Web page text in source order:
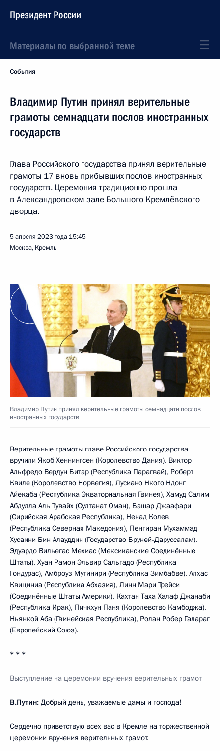
Президент России
Материалы по выбранной теме
События
Владимир Путин принял верительные
грамоты семнадцати послов иностранных
государств
Глава Российского государства принял верительные
грамоты 17 вновь прибывших послов иностранных
государств. Церемония традиционно прошла
в Александровском зале Большого Кремлёвского
дворца.
5 апреля 2023 года 15:45
Москва, Кремль
Владимир Путин принял верительные грамоты семнадцати послов
иностранных государств
Верительные грамоты главе Российского государства
вручили Якоб Хеннингсен (Королевство Дания), Виктор
Альфредо Вердун Битар (Республика Парагвай), Роберт
Квиле (Королевство Норвегия), Лусиано Нкого Ндонг
Айекаба (Республика Экваториальная Гвинея), Хамуд Салим
Абдулла Аль Тувайх (Султанат Оман), Башар Джаафари
(Сирийская Арабская Республика), Ненад Колев
(Республика Северная Македония), Пенгиран Мухаммад
Хусаини Бин Алауддин (Государство Бруней-Даруссалам),
Эдуардо Вильегас Мехиас (Мексиканские Соединённые
Штаты), Хуан Рамон Эльвир Сальгадо (Республика
Гондурас), Амброуз Мутинири (Республика Зимбабве), Алхас
Квициниа (Республика Абхазия), Линн Мари Трейси
(Соединённые Штаты Америки), Кахтан Таха Халаф Джанаби
(Республика Ирак), Пичкхун Паня (Королевство Камбоджа),
Ньянкой Аба (Гвинейская Республика), Ролан Робер Галараг
(Европейский Союз).
* * *
Выступление на церемонии вручения верительных грамот
В.Путин: Добрый день, уважаемые дамы и господа!
Сердечно приветствую всех вас в Кремле на торжественной
церемонии вручения верительных грамот.